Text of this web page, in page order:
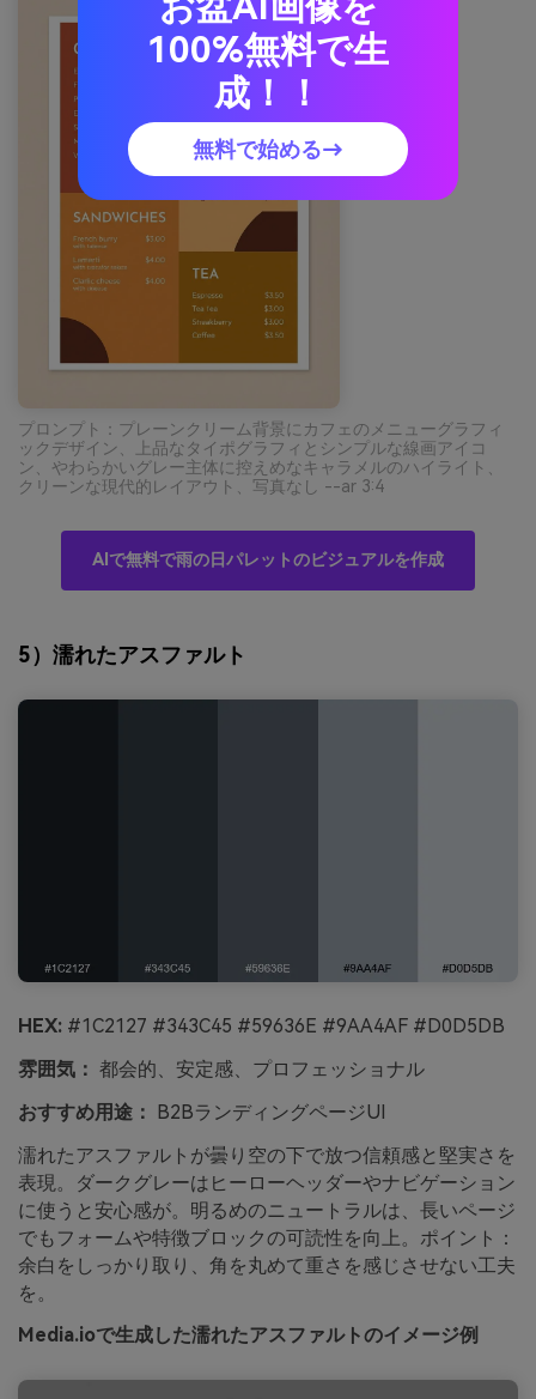
プロンプト：プレーンクリーム背景にカフェのメニューグラフィ
ックデザイン、上品なタイポグラフィとシンプルな線画アイコ
ン、やわらかいグレー主体に控えめなキャラメルのハイライト、
クリーンな現代的レイアウト、写真なし --ar 3:4
AIで無料で雨の日パレットのビジュアルを作成
5）濡れたアスファルト
HEX: #1C2127 #343C45 #59636E #9AA4AF #D0D5DB
雰囲気： 都会的、安定感、プロフェッショナル
おすすめ用途： B2BランディングページUI
濡れたアスファルトが曇り空の下で放つ信頼感と堅実さを
表現。ダークグレーはヒーローヘッダーやナビゲーション
に使うと安心感が。明るめのニュートラルは、長いページ
でもフォームや特徴ブロックの可読性を向上。ポイント：
余白をしっかり取り、角を丸めて重さを感じさせない工夫
を。
Media.ioで生成した濡れたアスファルトのイメージ例
100%無料で生
成！！
無料で始める→